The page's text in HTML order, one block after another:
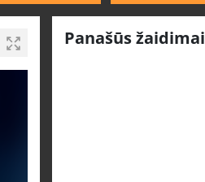
Panašūs žaidimai